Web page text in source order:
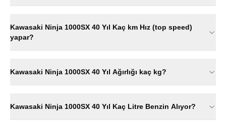
Kawasaki Ninja 1000SX 40 Yıl Kaç km Hız (top speed)
yapar?
Kawasaki Ninja 1000SX 40 Yıl Ağırlığı kaç kg?
Kawasaki Ninja 1000SX 40 Yıl Kaç Litre Benzin Alıyor?